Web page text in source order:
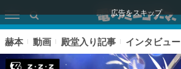
広告をスキップ
赫本 動画 殿堂入り記事 インタビュー